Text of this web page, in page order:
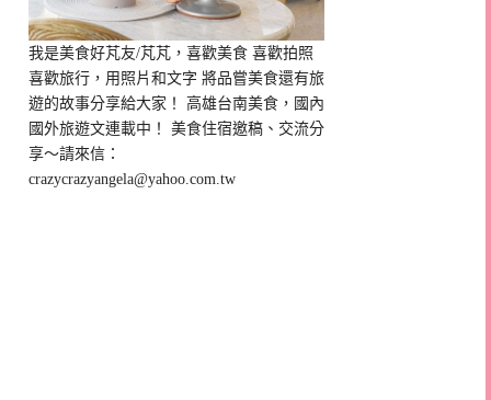
我是美食好芃友/芃芃，喜歡美食 喜歡拍照
喜歡旅行，用照片和文字 將品嘗美食還有旅
遊的故事分享給大家！ 高雄台南美食，國內
國外旅遊文連載中！ 美食住宿邀稿、交流分
享～請來信：
crazycrazyangela@yahoo.com.tw